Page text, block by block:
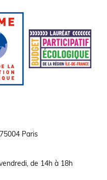
Paris
de 14h à 18h